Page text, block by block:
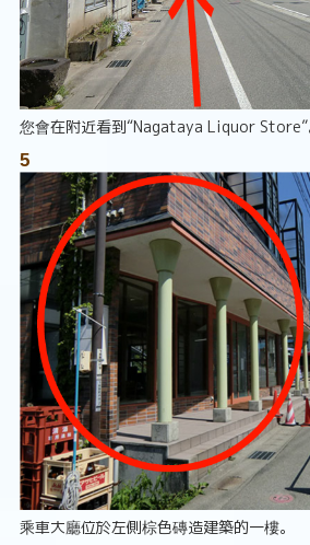
您會在附近看到“Nagataya Liquor Store”
5
乘車大廳位於左側棕色磚造建築的一樓。